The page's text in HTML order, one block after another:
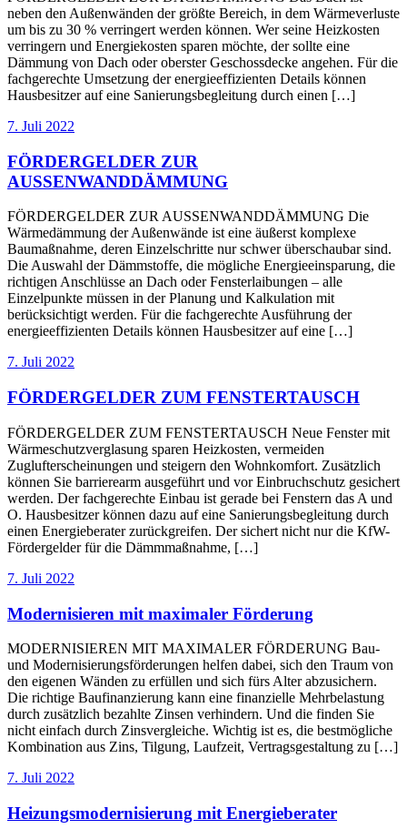
neben den Außenwänden der größte Bereich, in dem Wärmeverluste
um bis zu 30 % verringert werden können. Wer seine Heizkosten
verringern und Energiekosten sparen möchte, der sollte eine
Dämmung von Dach oder oberster Geschossdecke angehen. Für die
fachgerechte Umsetzung der energieeffizienten Details können
Hausbesitzer auf eine Sanierungsbegleitung durch einen […]
7. Juli 2022
FÖRDERGELDER ZUR
AUSSENWANDDÄMMUNG
FÖRDERGELDER ZUR AUSSENWANDDÄMMUNG Die
Wärmedämmung der Außenwände ist eine äußerst komplexe
Baumaßnahme, deren Einzelschritte nur schwer überschaubar sind.
Die Auswahl der Dämmstoffe, die mögliche Energieeinsparung, die
richtigen Anschlüsse an Dach oder Fensterlaibungen – alle
Einzelpunkte müssen in der Planung und Kalkulation mit
berücksichtigt werden. Für die fachgerechte Ausführung der
energieeffizienten Details können Hausbesitzer auf eine […]
7. Juli 2022
FÖRDERGELDER ZUM FENSTERTAUSCH
FÖRDERGELDER ZUM FENSTERTAUSCH Neue Fenster mit
Wärmeschutzverglasung sparen Heizkosten, vermeiden
Zuglufterscheinungen und steigern den Wohnkomfort. Zusätzlich
können Sie barrierearm ausgeführt und vor Einbruchschutz gesichert
werden. Der fachgerechte Einbau ist gerade bei Fenstern das A und
O. Hausbesitzer können dazu auf eine Sanierungsbegleitung durch
einen Energieberater zurückgreifen. Der sichert nicht nur die KfW-
Fördergelder für die Dämmmaßnahme, […]
7. Juli 2022
Modernisieren mit maximaler Förderung
MODERNISIEREN MIT MAXIMALER FÖRDERUNG Bau-
und Modernisierungsförderungen helfen dabei, sich den Traum von
den eigenen Wänden zu erfüllen und sich fürs Alter abzusichern.
Die richtige Baufinanzierung kann eine finanzielle Mehrbelastung
durch zusätzlich bezahlte Zinsen verhindern. Und die finden Sie
nicht einfach durch Zinsvergleiche. Wichtig ist es, die bestmögliche
Kombination aus Zins, Tilgung, Laufzeit, Vertragsgestaltung zu […]
7. Juli 2022
Heizungsmodernisierung mit Energieberater